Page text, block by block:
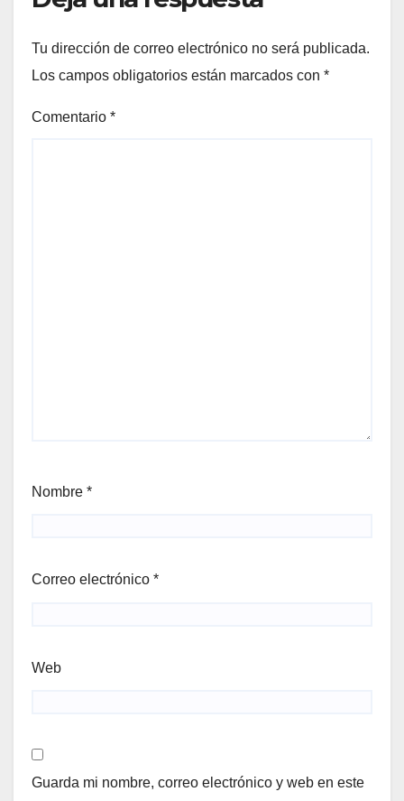
Tu dirección de correo electrónico no será publicada.
Los campos obligatorios están marcados con *
Comentario *
Nombre *
Correo electrónico *
Web
Guarda mi nombre, correo electrónico y web en este